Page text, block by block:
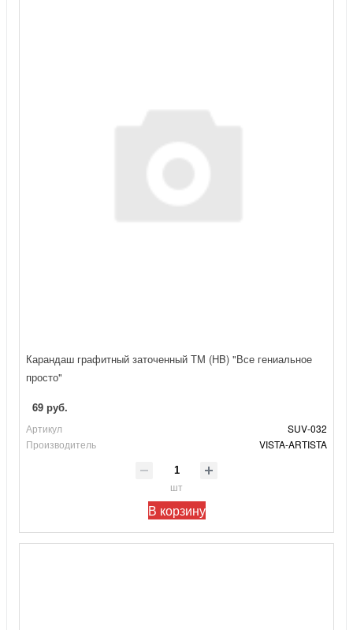
Карандаш графитный заточенный ТМ (HB) "Все гениальное
просто"
69 руб.
Артикул
SUV-032
Производитель
VISTA-ARTISTA
шт
В корзину